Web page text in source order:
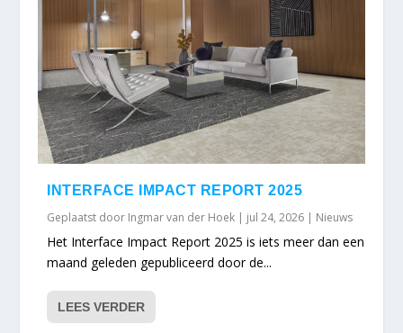
INTERFACE IMPACT REPORT 2025
Geplaatst door Ingmar van der Hoek | jul 24, 2026 | Nieuws
Het Interface Impact Report 2025 is iets meer dan een
maand geleden gepubliceerd door de...
LEES VERDER